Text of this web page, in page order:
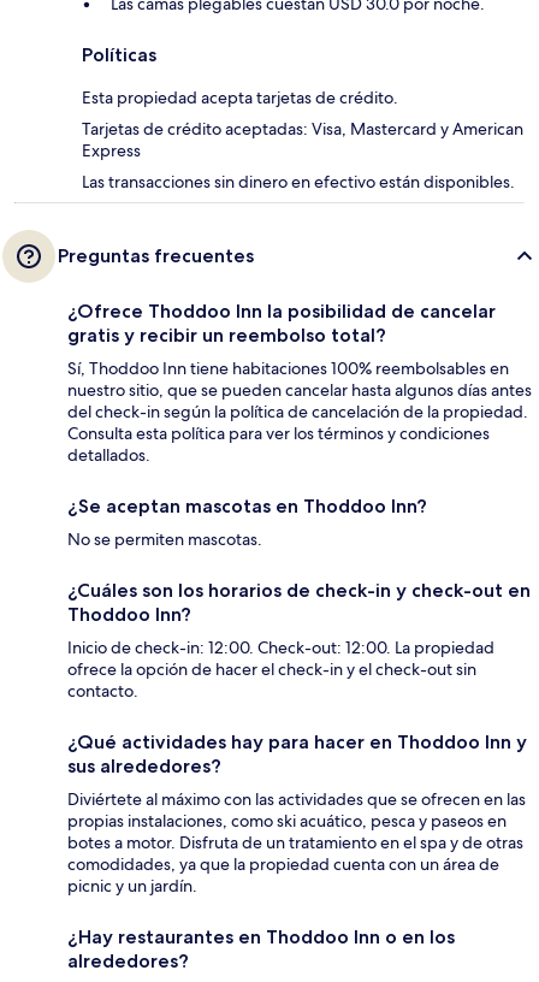
Políticas
Esta propiedad acepta tarjetas de crédito.
Tarjetas de crédito aceptadas: Visa, Mastercard y American
Express
Las transacciones sin dinero en efectivo están disponibles.
Preguntas frecuentes
¿Ofrece Thoddoo Inn la posibilidad de cancelar
gratis y recibir un reembolso total?
Sí, Thoddoo Inn tiene habitaciones 100% reembolsables en
nuestro sitio, que se pueden cancelar hasta algunos días antes
del check-in según la política de cancelación de la propiedad.
Consulta esta política para ver los términos y condiciones
detallados.
¿Se aceptan mascotas en Thoddoo Inn?
No se permiten mascotas.
¿Cuáles son los horarios de check-in y check-out en
Thoddoo Inn?
Inicio de check-in: 12:00. Check-out: 12:00. La propiedad
ofrece la opción de hacer el check-in y el check-out sin
contacto.
¿Qué actividades hay para hacer en Thoddoo Inn y
sus alrededores?
Diviértete al máximo con las actividades que se ofrecen en las
propias instalaciones, como ski acuático, pesca y paseos en
botes a motor. Disfruta de un tratamiento en el spa y de otras
comodidades, ya que la propiedad cuenta con un área de
picnic y un jardín.
¿Hay restaurantes en Thoddoo Inn o en los
alrededores?